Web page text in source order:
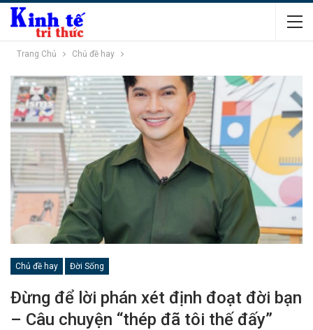
Trang Chủ Chủ đề hay
Chủ đề hay Đời Sống
Đừng để lời phán xét định đoạt đời bạn
– Câu chuyện “thép đã tôi thế đấy”